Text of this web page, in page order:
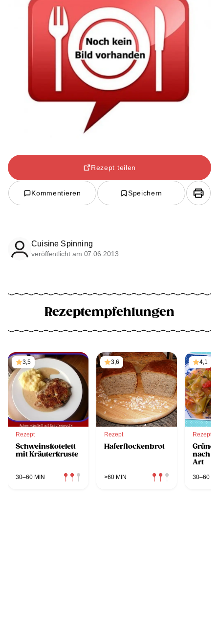
Rezept teilen
Kommentieren Speichern
Cuisine Spinning
veröffentlicht am 07.06.2013
Rezeptempfehlungen
3,5
Rezept
Schweinskotelett
mit Kräuterkruste
30–60 MIN
3,6
Rezept
Haferflockenbrot
>60 MIN
4,1
Rezept
Grüne
nach
Art
30–60